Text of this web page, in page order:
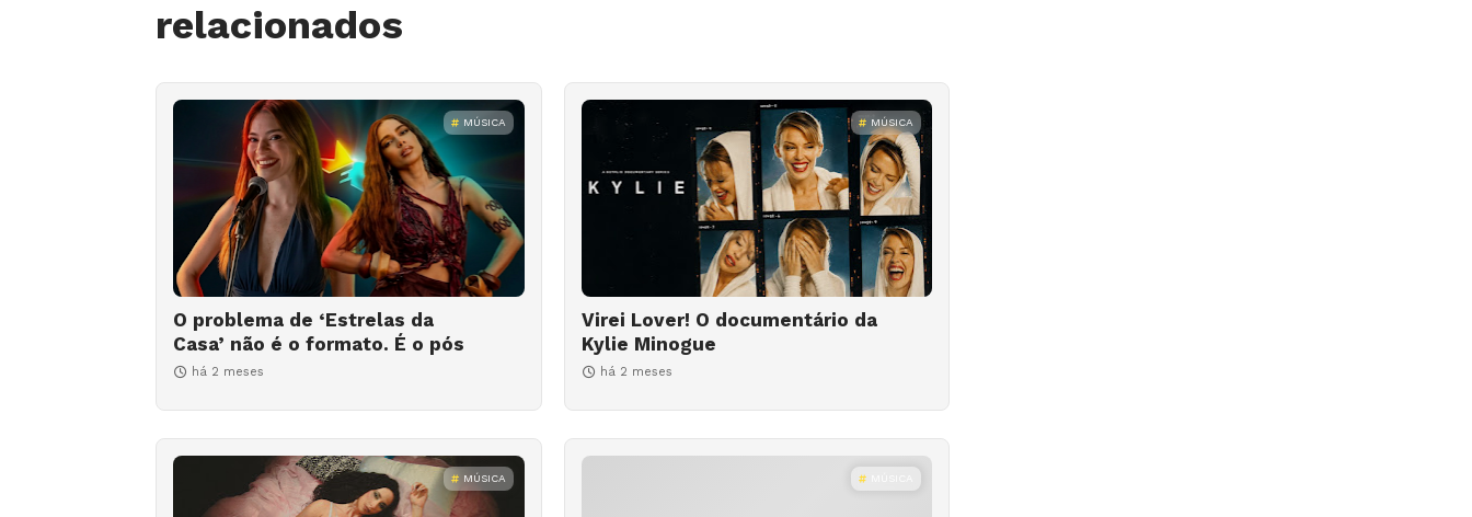
relacionados
MÚSICA
O problema de ‘Estrelas da
Casa’ não é o formato. É o pós
há 2 meses
MÚSICA
Virei Lover! O documentário da
Kylie Minogue
há 2 meses
MÚSICA